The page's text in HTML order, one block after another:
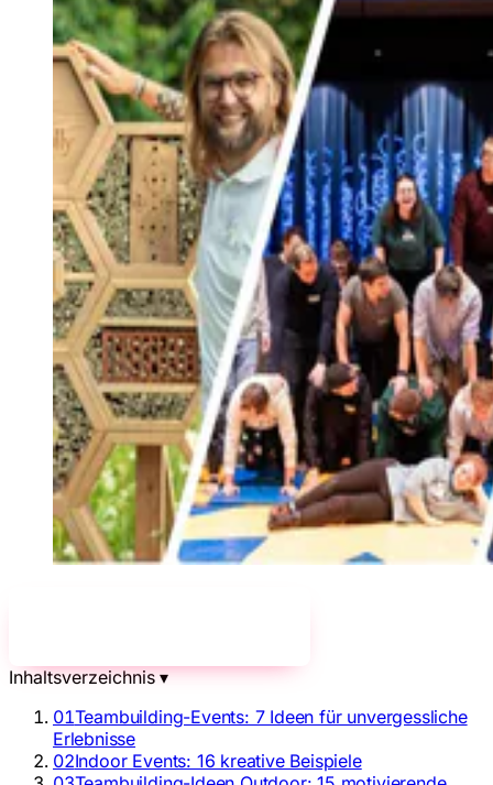
Inhaltsverzeichnis▾
01Teambuilding-Events: 7 Ideen für unvergessliche
Erlebnisse
02Indoor Events: 16 kreative Beispiele